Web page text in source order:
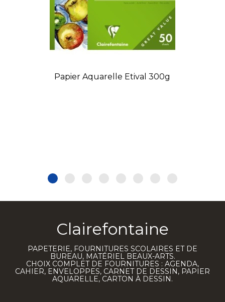
Papier Aquarelle Etival 300g
Clairefontaine
PAPETERIE, FOURNITURES SCOLAIRES ET DE
BUREAU, MATÉRIEL BEAUX-ARTS.
CHOIX COMPLET DE FOURNITURES : AGENDA,
CAHIER, ENVELOPPES, CARNET DE DESSIN, PAPIER
AQUARELLE, CARTON À DESSIN.